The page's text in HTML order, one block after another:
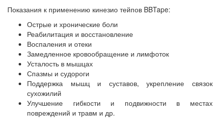
Показания к применению кинезио тейпов BBTape:
Острые и хронические боли
Реабилитация и восстановление
Воспаления и отеки
Замедленное кровообращение и лимфоток
Усталость в мышцах
Спазмы и судороги
Поддержка мышц и суставов, укрепление связок
сухожилий
Улучшение гибкости и подвижности в местах
повреждений и травм и др.